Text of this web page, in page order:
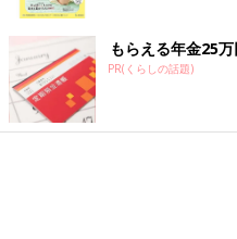
もらえる年金25
PR(くらしの話題)